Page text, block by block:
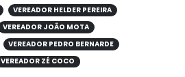
VEREADOR HELDER PEREIRA
VEREADOR JOÃO MOTA
VEREADOR PEDRO BERNARDE
VEREADOR ZÉ COCO